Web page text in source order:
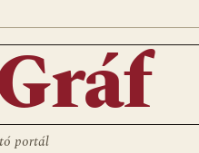
portál